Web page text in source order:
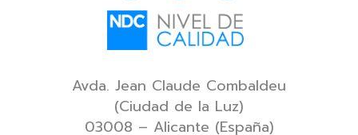
Avda. Jean Claude Combaldeu
(Ciudad de la Luz)
03008 – Alicante (España)